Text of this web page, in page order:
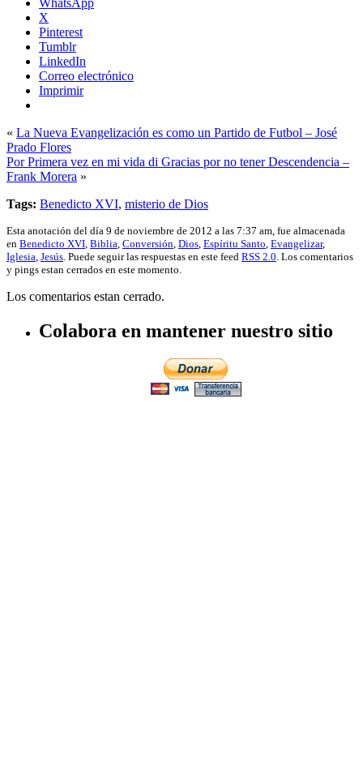
X
Pinterest
Tumblr
LinkedIn
Correo electrónico
Imprimir
« La Nueva Evangelización es como un Partido de Futbol – José
Prado Flores
Por Primera vez en mi vida di Gracias por no tener Descendencia –
Frank Morera »
Tags: Benedicto XVI, misterio de Dios
Esta anotación del día 9 de noviembre de 2012 a las 7:37 am, fue almacenada
en Benedicto XVI Biblia Conversión Dios Espíritu Santo Evangelizar,
Iglesia Jesús . Puede seguir las respuestas en este feed RSS 2.0 . Los comentarios
y pings estan cerrados en este momento.
Los comentarios estan cerrado.
Colabora en mantener nuestro sitio